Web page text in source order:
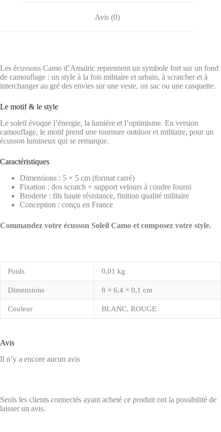
Avis (0)
Les écussons Camo d’Amalric reprennent un symbole fort sur un fond
de camouflage : un style à la fois militaire et urbain, à scratcher et à
interchanger au gré des envies sur une veste, un sac ou une casquette.
Le motif & le style
Le soleil évoque l’énergie, la lumière et l’optimisme. En version
camouflage, le motif prend une tournure outdoor et militaire, pour un
écusson lumineux qui se remarque.
Caractéristiques
Dimensions : 5 × 5 cm (format carré)
Fixation : dos scratch + support velours à coudre fourni
Broderie : fils haute résistance, finition qualité militaire
Conception : conçu en France
Commandez votre écusson Soleil Camo et composez votre style.
Poids 0,01 kg
Dimensions 8 × 6,4 × 0,1 cm
Couleur BLANC, ROUGE
Avis
Il n’y a encore aucun avis
Seuls les clients connectés ayant acheté ce produit ont la possibilité de
laisser un avis.